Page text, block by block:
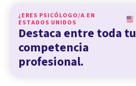
¿ERES PSICÓLOGO/A EN
ESTADOS UNIDOS
Destaca entre toda tu
competencia
profesional.